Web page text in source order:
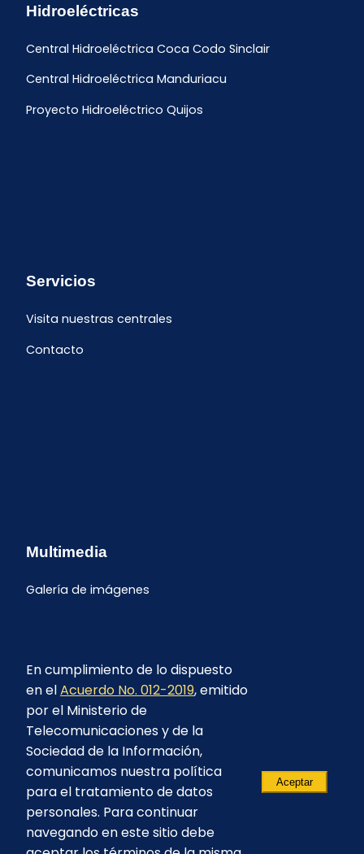
Hidroeléctricas
Central Hidroeléctrica Coca Codo Sinclair
Central Hidroeléctrica Manduriacu
Proyecto Hidroeléctrico Quijos
Servicios
Visita nuestras centrales
Contacto
Multimedia
Galería de imágenes
En cumplimiento de lo dispuesto
en elAcuerdo No. 012-2019, emitido
por el Ministerio de
Telecomunicaciones y de la
Sociedad de la Información,
comunicamos nuestra política
para el tratamiento de datos
personales. Para continuar
navegando en este sitio debe
Aceptar